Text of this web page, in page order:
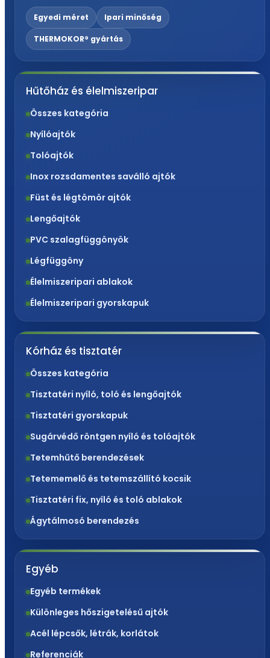
Egyedi méret Ipari minőség
THERMOKOR® gyártás
Hűtőház és élelmiszeripar
Összes kategória
Nyílóajtók
Tolóajtók
Inox rozsdamentes saválló ajtók
Füst és légtömör ajtók
Lengőajtók
PVC szalagfüggönyök
Légfüggöny
Élelmiszeripari ablakok
Élelmiszeripari gyorskapuk
Kórház és tisztatér
Összes kategória
Tisztatéri nyíló, toló és lengőajtók
Tisztatéri gyorskapuk
Sugárvédő röntgen nyíló és tolóajtók
Tetemhűtő berendezések
Tetememelő és tetemszállító kocsik
Tisztatéri fix, nyíló és toló ablakok
Ágytálmosó berendezés
Egyéb
Egyéb termékek
Különleges hőszigetelésű ajtók
Acél lépcsők, létrák, korlátok
Referenciák